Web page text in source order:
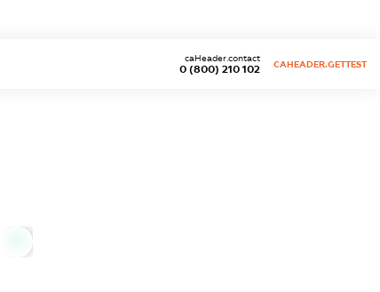
0 (800) 210 102
caHeader.contact
CAHEADER.GETTEST